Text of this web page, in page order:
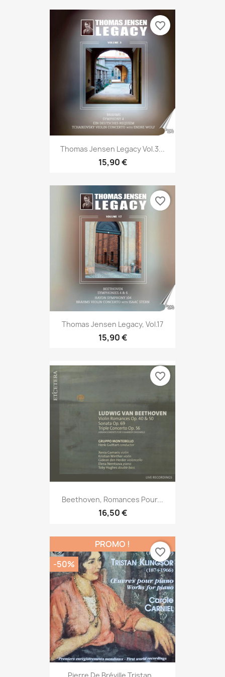
Thomas Jensen Legacy Vol.3...
15,90 €
favorite_border
Thomas Jensen Legacy, Vol.17
15,90 €
favorite_border
Beethoven, Romances Pour...
16,50 €
favorite_border
Pierre De Bréville Tristan...
PROMO !
-50%
favorite_border